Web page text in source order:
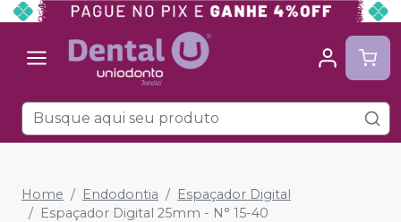
Home Endodontia
Espaçador Digital
Espaçador Digital 25mm - N° 15-40